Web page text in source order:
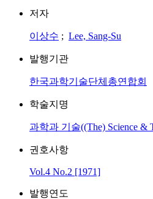
저자
이상수 ; Lee, Sang-Su
발행기관
한국과학기술단체총연합회
학술지명
과학과 기술((The) Science &
권호사항
Vol.4 No.2 [1971]
발행연도